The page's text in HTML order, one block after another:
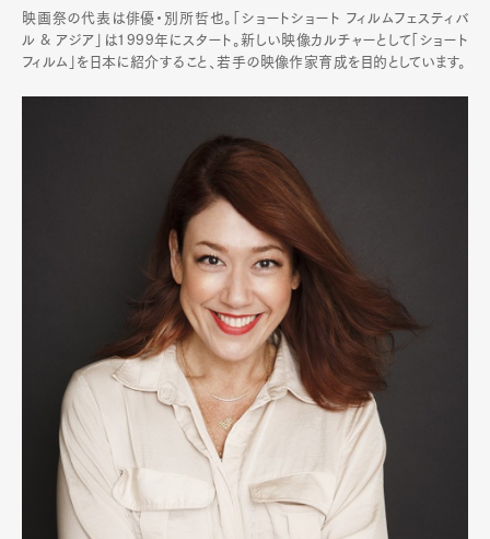
映画祭の代表は俳優・別所哲也。「ショートショート フィルムフェスティバ
ル & アジア」は1999年にスタート。新しい映像カルチャーとして「ショート
フィルム」を日本に紹介すること、若手の映像作家育成を目的としています。